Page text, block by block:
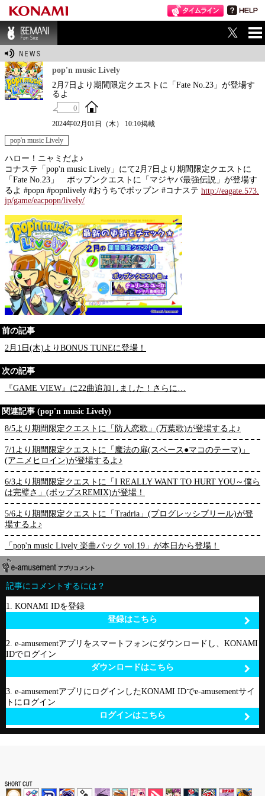
BEMANI Fan Sit
pop'n music Lively
2月7日より期間限定クエストに「Fate No.23」が登場す
るよ
0
2024年02月01日（木） 10:10掲載
pop'n music Lively
ハロー！ニャミだよ♪
コナステ「pop'n music Lively」にて2月7日より期間限定クエストに
「Fate No.23」 ポップンクエストに「マジヤバ最強伝説」が登場す
るよ #popn #popnlively #おうちでポップン #コナステ http://eagate.573.
jp/game/eacpopn/lively/
前の記事
2月1日(木)よりBONUS TUNEに登場！
次の記事
『GAME VIEW』に22曲追加しました！さらに…
関連記事 (pop'n music Lively)
8/5より期間限定クエストに「防人恋歌」(万葉歌)が登場するよ♪
7/1より期間限定クエストに「魔法の扉(スペース●マコのテーマ)」
(アニメヒロイン)が登場するよ♪
6/3より期間限定クエストに「I REALLY WANT TO HURT YOU～僕ら
は完璧さ」(ポップスREMIX)が登場！
5/6より期間限定クエストに「Tradria」(プログレッシブリール)が登
場するよ♪
「pop'n music Lively 楽曲パック vol.19」が本日から登場！
記事にコメントするには？
1. KONAMI IDを登録
登録はこちら
2. e-amusementアプリをスマートフォンにダウンロードし、KONAMI
IDでログイン
ダウンロードはこちら
3. e-amusementアプリにログインしたKONAMI IDでe-amusementサイ
トにログイン
ログインはこちら